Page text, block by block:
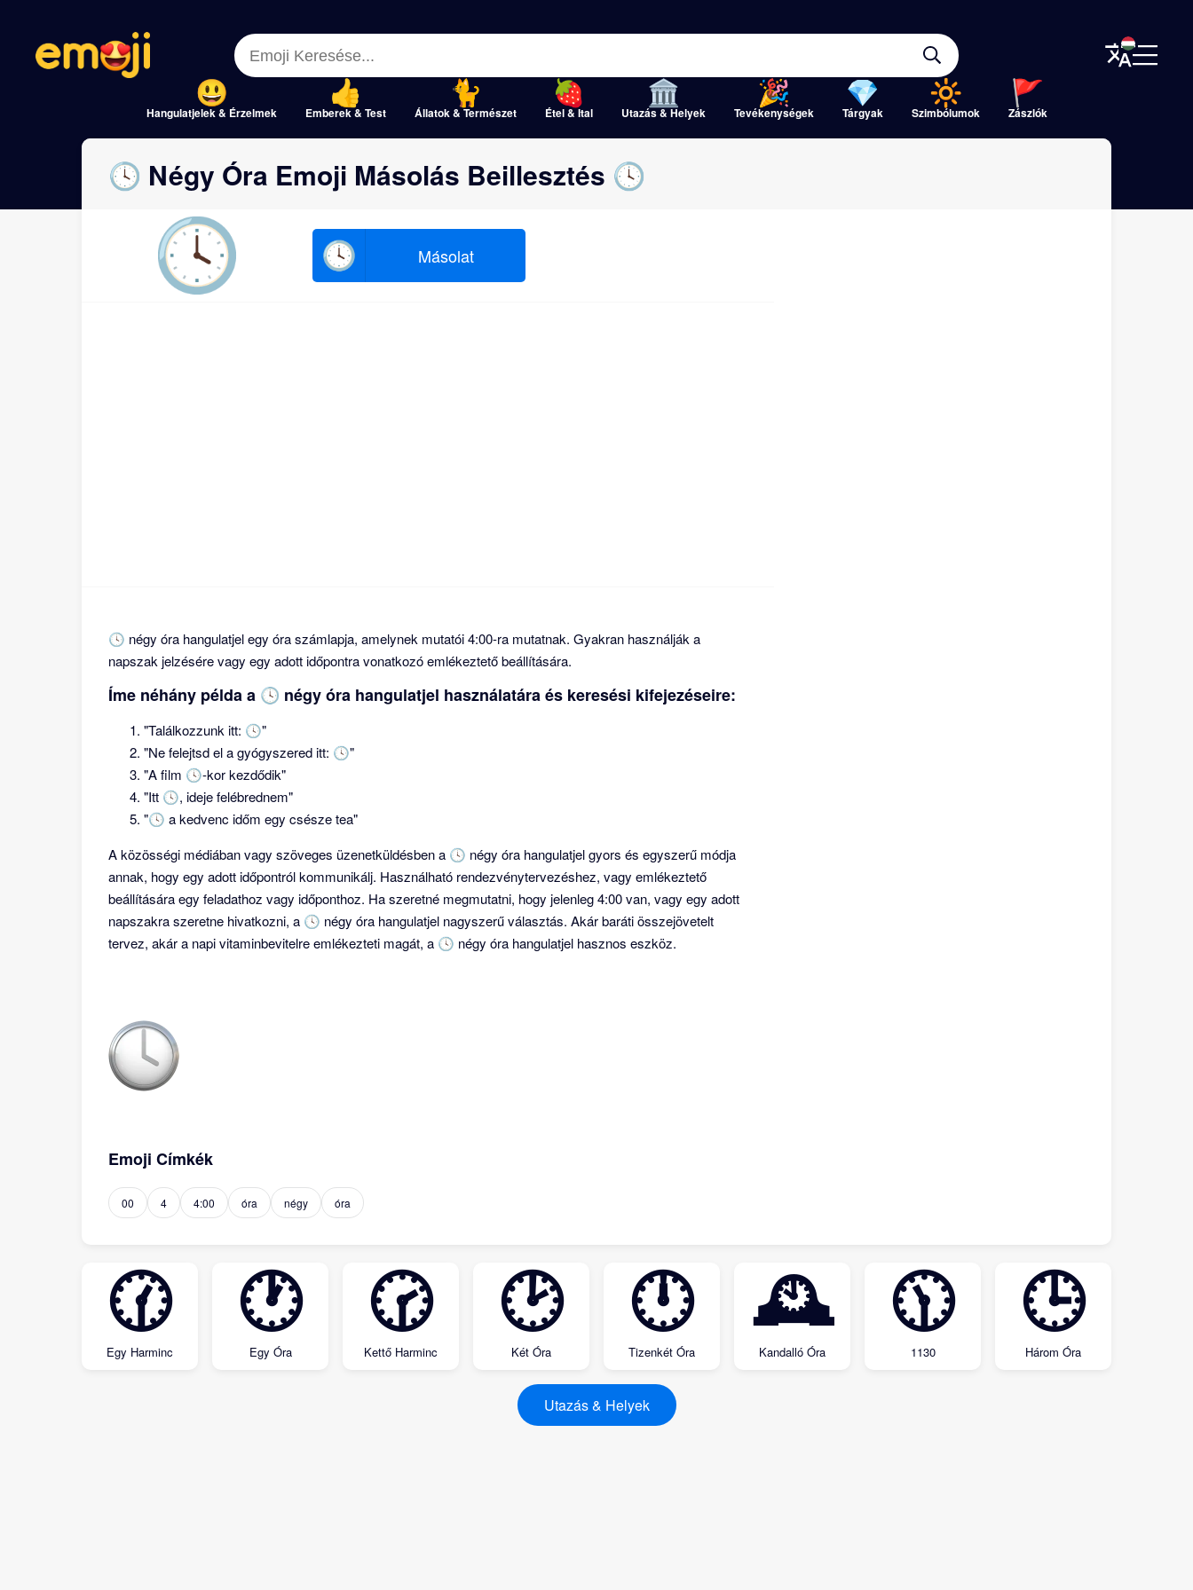
Hangulatjelek & Érzelmek Emberek & Test Állatok & Természet Étel & Ital Utazás & Helyek Tevékenységek Tárgyak Szimbólumok Zászlók
Close
Close
🕓 Négy Óra Emoji Másolás Beillesztés 🕓
🕓 🕓 Másolat
🕓 négy óra hangulatjel egy óra számlapja, amelynek mutatói 4:00-ra mutatnak. Gyakran használják a
napszak jelzésére vagy egy adott időpontra vonatkozó emlékeztető beállítására.
Íme néhány példa a 🕓 négy óra hangulatjel használatára és keresési kifejezéseire:
"Találkozzunk itt: 🕓"
"Ne felejtsd el a gyógyszered itt: 🕓"
"A film 🕓-kor kezdődik"
"Itt 🕓, ideje felébrednem"
"🕓 a kedvenc időm egy csésze tea"
A közösségi médiában vagy szöveges üzenetküldésben a 🕓 négy óra hangulatjel gyors és egyszerű módja
annak, hogy egy adott időpontról kommunikálj. Használható rendezvénytervezéshez, vagy emlékeztető
beállítására egy feladathoz vagy időponthoz. Ha szeretné megmutatni, hogy jelenleg 4:00 van, vagy egy adott
napszakra szeretne hivatkozni, a 🕓 négy óra hangulatjel nagyszerű választás. Akár baráti összejövetelt
tervez, akár a napi vitaminbevitelre emlékezteti magát, a 🕓 négy óra hangulatjel hasznos eszköz.
Emoji Címkék
00 4 4:00 óra négy óra
🕜
Egy Harminc
🕐
Egy Óra
🕝
Kettő Harminc
🕑
Két Óra
🕛
Tizenkét Óra
🕰
Kandalló Óra
🕦
1130
🕒
Három Óra
Utazás & Helyek